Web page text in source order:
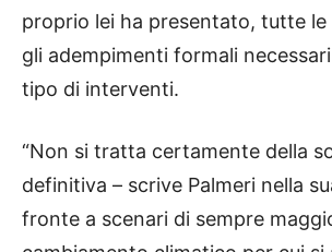
proprio lei ha presentato, tutte le
gli adempimenti formali
tipo di interventi.
“Non si tratta certamente della
definitiva – scrive Palmeri nella
fronte a scenari di sempre